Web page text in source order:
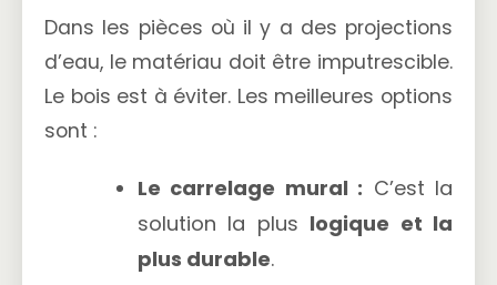
Dans les pièces où il y a des projections
d’eau, le matériau doit être imputrescible.
Le bois est à éviter. Les meilleures options
sont :
Le carrelage mural : C’est la
solution la plus logique et la
plus durable.